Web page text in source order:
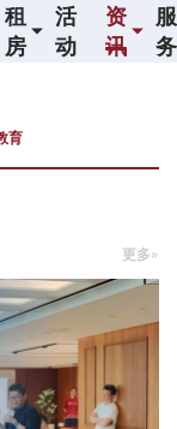
租
房
活
动
资
讯
服
务
育
更多»